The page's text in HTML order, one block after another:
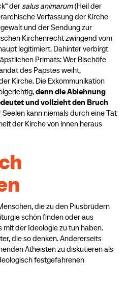
dersalus animarum(Heil der
Verfassung der Kirche
und der Sendung zur
Kirchenrecht zwingend vom
legitimiert. Dahinter verbirgt
Primats: Wer Bischöfe
des Papstes weiht,
Kirche. Die Exkommunikation
denn die Ablehnung
und vollzieht den Bruch
Seelen kann niemals durch eine Tat
der Kirche von innen heraus
die zu den Piusbrüdern
schön finden oder aus
der Ideologie zu tun haben.
die so denken. Andererseits
Atheisten zu diskutieren als
festgefahrenen